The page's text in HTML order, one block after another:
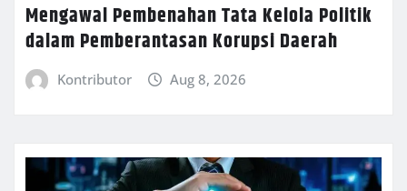
Mengawal Pembenahan Tata Kelola Politik
dalam Pemberantasan Korupsi Daerah
Kontributor Aug 8, 2026